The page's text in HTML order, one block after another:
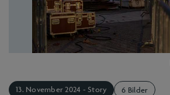
13. November 2024 - Story 6 Bilder